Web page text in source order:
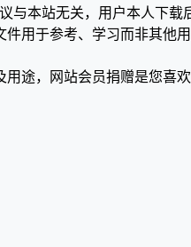
与本站无关，用户本人下载
用于参考、学习而非其他
途，网站会员捐赠是您喜